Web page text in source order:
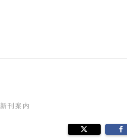
新刊案内